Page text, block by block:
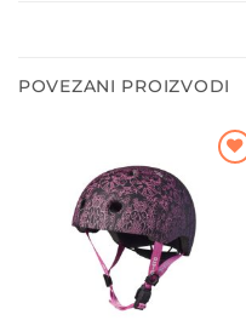
POVEZANI PROIZVODI